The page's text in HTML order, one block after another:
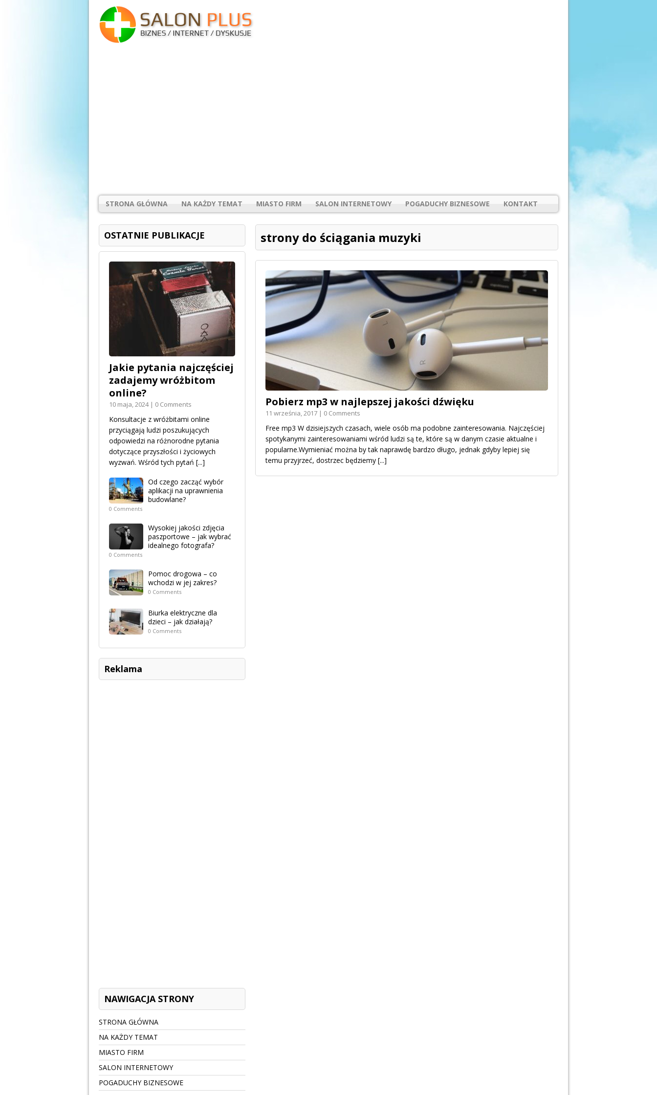
STRONA GŁÓWNA NA KAŻDY TEMAT MIASTO FIRM SALON INTERNETOWY POGADUCHY BIZNESOWE KONTAKT
strony do ściągania muzyki
Pobierz mp3 w najlepszej jakości dźwięku
11 września, 2017 | 0 Comments
Free mp3 W dzisiejszych czasach, wiele osób ma podobne zainteresowania. Najczęściej
spotykanymi zainteresowaniami wśród ludzi są te, które są w danym czasie aktualne i
popularne.Wymieniać można by tak naprawdę bardzo długo, jednak gdyby lepiej się
temu przyjrzeć, dostrzec będziemy [...]
OSTATNIE PUBLIKACJE
Jakie pytania najczęściej
zadajemy wróżbitom
online?
10 maja, 2024 | 0 Comments
Konsultacje z wróżbitami online
przyciągają ludzi poszukujących
odpowiedzi na różnorodne pytania
dotyczące przyszłości i życiowych
wyzwań. Wśród tych pytań [...]
Od czego zacząć wybór
aplikacji na uprawnienia
budowlane?
0 Comments
Wysokiej jakości zdjęcia
paszportowe – jak wybrać
idealnego fotografa?
0 Comments
Pomoc drogowa – co
wchodzi w jej zakres?
0 Comments
Biurka elektryczne dla
dzieci – jak działają?
0 Comments
Reklama
NAWIGACJA STRONY
STRONA GŁÓWNA
NA KAŻDY TEMAT
MIASTO FIRM
SALON INTERNETOWY
POGADUCHY BIZNESOWE